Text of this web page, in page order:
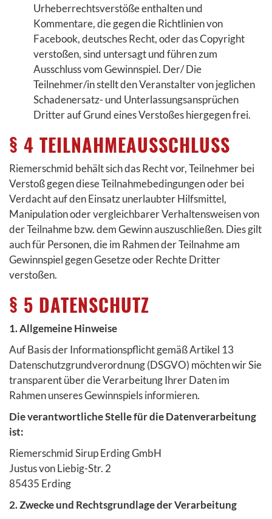
Urheberrechtsverstöße enthalten und
Kommentare, die gegen die Richtlinien von
Facebook, deutsches Recht, oder das Copyright
verstoßen, sind untersagt und führen zum
Ausschluss vom Gewinnspiel. Der/ Die
Teilnehmer/in stellt den Veranstalter von jeglichen
Schadenersatz- und Unterlassungsansprüchen
Dritter auf Grund eines Verstoßes hiergegen frei.
§ 4 TEILNAHMEAUSSCHLUSS
Riemerschmid behält sich das Recht vor, Teilnehmer bei
Verstoß gegen diese Teilnahmebedingungen oder bei
Verdacht auf den Einsatz unerlaubter Hilfsmittel,
Manipulation oder vergleichbarer Verhaltensweisen von
der Teilnahme bzw. dem Gewinn auszuschließen. Dies gilt
auch für Personen, die im Rahmen der Teilnahme am
Gewinnspiel gegen Gesetze oder Rechte Dritter
verstoßen.
§ 5 DATENSCHUTZ
1. Allgemeine Hinweise
Auf Basis der Informationspflicht gemäß Artikel 13
Datenschutzgrundverordnung (DSGVO) möchten wir Sie
transparent über die Verarbeitung Ihrer Daten im
Rahmen unseres Gewinnspiels informieren.
Die verantwortliche Stelle für die Datenverarbeitung
ist:
Riemerschmid Sirup Erding GmbH
Justus von Liebig-Str. 2
85435 Erding
2. Zwecke und Rechtsgrundlage der Verarbeitung